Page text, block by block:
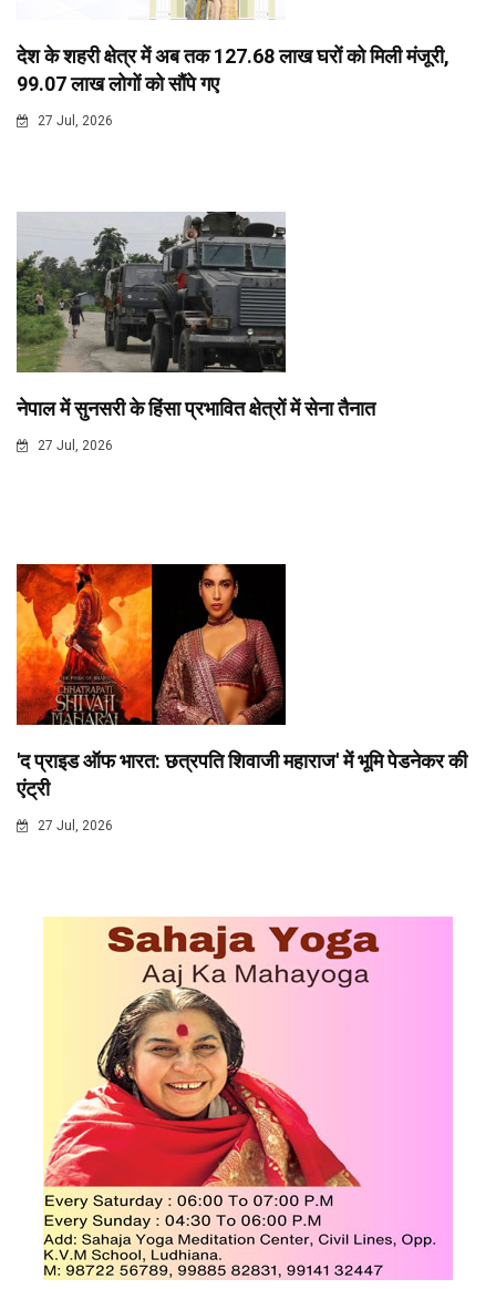
देश के शहरी क्षेत्र में अब तक 127.68 लाख घरों को मिली मंजूरी,
99.07 लाख लोगों को सौंपे गए
27 Jul, 2026
नेपाल में सुनसरी के हिंसा प्रभावित क्षेत्रों में सेना तैनात
27 Jul, 2026
'द प्राइड ऑफ भारत: छत्रपति शिवाजी महाराज' में भूमि पेडनेकर की
एंट्री
27 Jul, 2026